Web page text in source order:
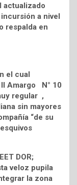
actualizado
a nivel
respalda en
el cual
Amargo N° 10
regular ,
sin mayores
“de su
DOR;
veloz pupila
la zona